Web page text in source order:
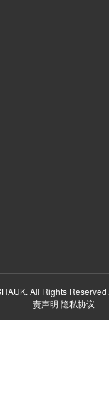
All Rights Reserved.
责声明 隐私协议